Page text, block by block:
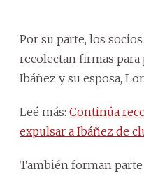
Por su parte, los
recolectan firmas
Ibáñez y su esposa,
Leé más: Continúa
expulsar a Ibáñez de
También forman